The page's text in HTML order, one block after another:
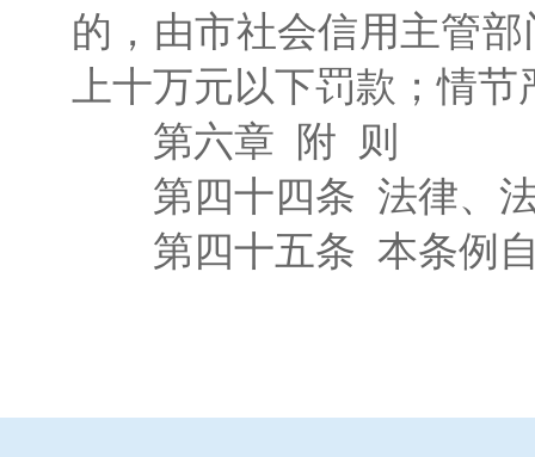
的，由市社会信用主管
上十万元以下罚款；情
第六章 附 则
第四十四条 法律、法
第四十五条 本条例自